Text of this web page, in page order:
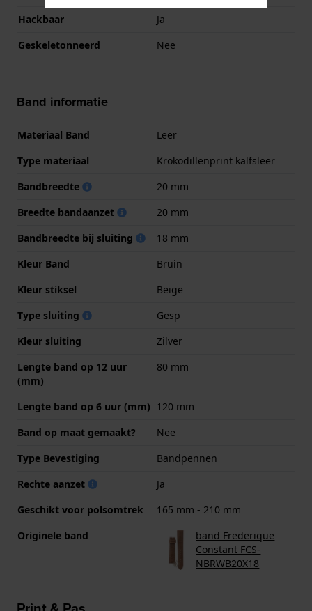
Hackbaar
Ja
Geskeletonneerd
Nee
Band informatie
Materiaal Band
Leer
Type materiaal
Krokodillenprint kalfsleer
Bandbreedte
20 mm
Breedte bandaanzet
20 mm
Bandbreedte bij sluiting
18 mm
Kleur Band
Bruin
Kleur stiksel
Beige
Type sluiting
Gesp
Kleur sluiting
Zilver
Lengte band op 12 uur
(mm)
80 mm
Lengte band op 6 uur (mm) 120 mm
Band op maat gemaakt?
Nee
Type Bevestiging
Bandpennen
Rechte aanzet
Ja
Geschikt voor polsomtrek
165 mm - 210 mm
Originele band
band Frederique
Constant FCS-
NBRWB20X18